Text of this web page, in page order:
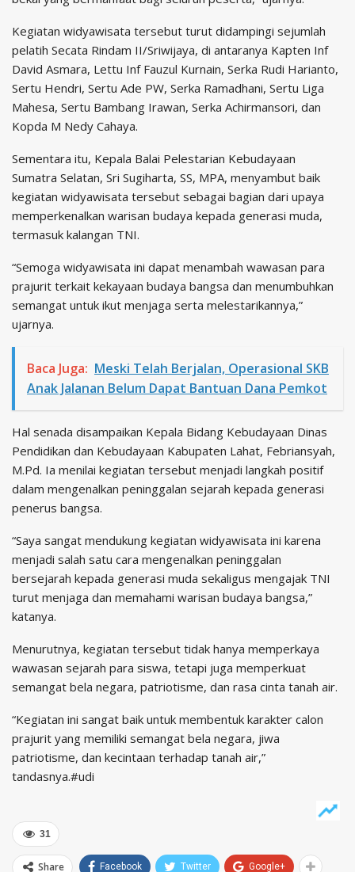
Kegiatan widyawisata tersebut turut didampingi sejumlah
pelatih Secata Rindam II/Sriwijaya, di antaranya Kapten Inf
David Asmara, Lettu Inf Fauzul Kurnain, Serka Rudi Harianto,
Sertu Hendri, Sertu Ade PW, Serka Ramadhani, Sertu Liga
Mahesa, Sertu Bambang Irawan, Serka Achirmansori, dan
Kopda M Nedy Cahaya.
Sementara itu, Kepala Balai Pelestarian Kebudayaan
Sumatra Selatan, Sri Sugiharta, SS, MPA, menyambut baik
kegiatan widyawisata tersebut sebagai bagian dari upaya
memperkenalkan warisan budaya kepada generasi muda,
termasuk kalangan TNI.
“Semoga widyawisata ini dapat menambah wawasan para
prajurit terkait kekayaan budaya bangsa dan menumbuhkan
semangat untuk ikut menjaga serta melestarikannya,”
ujarnya.
Baca Juga: Meski Telah Berjalan, Operasional SKB
Anak Jalanan Belum Dapat Bantuan Dana Pemkot
Hal senada disampaikan Kepala Bidang Kebudayaan Dinas
Pendidikan dan Kebudayaan Kabupaten Lahat, Febriansyah,
M.Pd. Ia menilai kegiatan tersebut menjadi langkah positif
dalam mengenalkan peninggalan sejarah kepada generasi
penerus bangsa.
“Saya sangat mendukung kegiatan widyawisata ini karena
menjadi salah satu cara mengenalkan peninggalan
bersejarah kepada generasi muda sekaligus mengajak TNI
turut menjaga dan memahami warisan budaya bangsa,”
katanya.
Menurutnya, kegiatan tersebut tidak hanya memperkaya
wawasan sejarah para siswa, tetapi juga memperkuat
semangat bela negara, patriotisme, dan rasa cinta tanah air.
“Kegiatan ini sangat baik untuk membentuk karakter calon
prajurit yang memiliki semangat bela negara, jiwa
patriotisme, dan kecintaan terhadap tanah air,”
tandasnya.#udi
31
Share Facebook Twitter Google+